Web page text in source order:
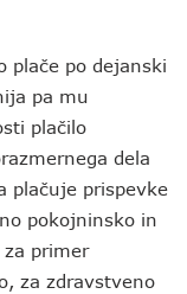
plače po dejanski
pa mu
plačilo
dela
plačuje prispevke
pokojninsko in
primer
za zdravstveno